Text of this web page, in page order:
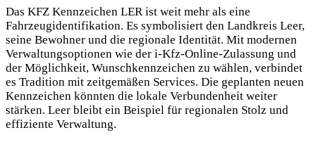
Das KFZ Kennzeichen LER ist weit mehr als eine
Fahrzeugidentifikation. Es symbolisiert den Landkreis Leer,
seine Bewohner und die regionale Identität. Mit modernen
Verwaltungsoptionen wie der i-Kfz-Online-Zulassung und
der Möglichkeit, Wunschkennzeichen zu wählen, verbindet
es Tradition mit zeitgemäßen Services. Die geplanten neuen
Kennzeichen könnten die lokale Verbundenheit weiter
stärken. Leer bleibt ein Beispiel für regionalen Stolz und
effiziente Verwaltung.